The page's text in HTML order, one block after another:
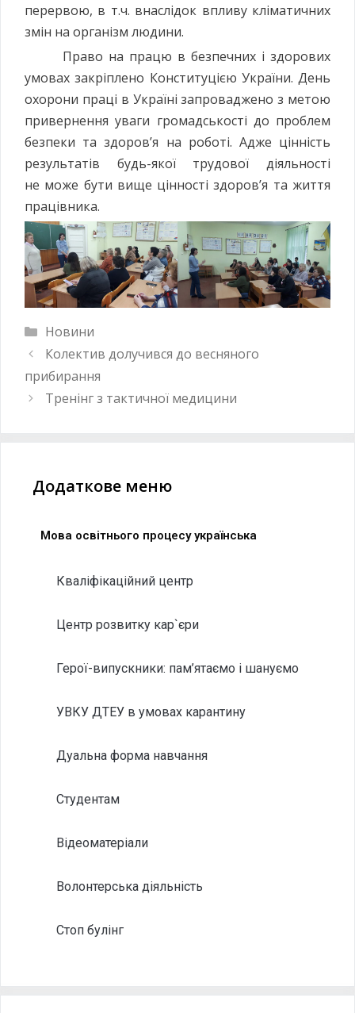
перервою, в т.ч. внаслідок впливу кліматичних
змін на організм людини.
Право на працю в безпечних і здорових
умовах закріплено Конституцією України. День
охорони праці в Україні запроваджено з метою
привернення уваги громадськості до проблем
безпеки та здоров’я на роботі. Адже цінність
результатів будь-якої трудової діяльності
не може бути вище цінності здоров’я та життя
працівника.
Новини
Колектив долучився до весняного
прибирання
Тренінг з тактичної медицини
Додаткове меню
Мова освітнього процесу українська
Кваліфікаційний центр
Центр розвитку кар`єри
Герої-випускники: пам’ятаємо і шануємо
УВКУ ДТЕУ в умовах карантину
Дуальна форма навчання
Студентам
Відеоматеріали
Волонтерська діяльність
Стоп булінг